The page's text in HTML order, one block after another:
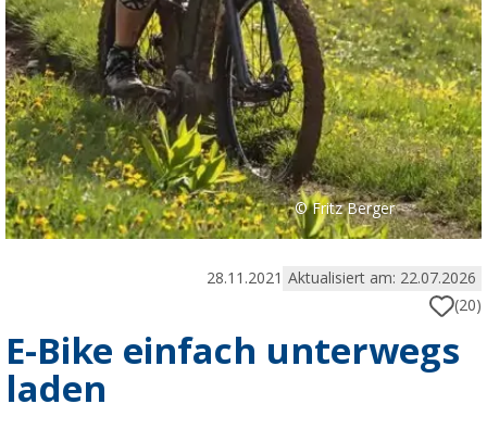
© Fritz Berger
28.11.2021 Aktualisiert am: 22.07.2026
(20)
E-Bike einfach unterwegs
laden